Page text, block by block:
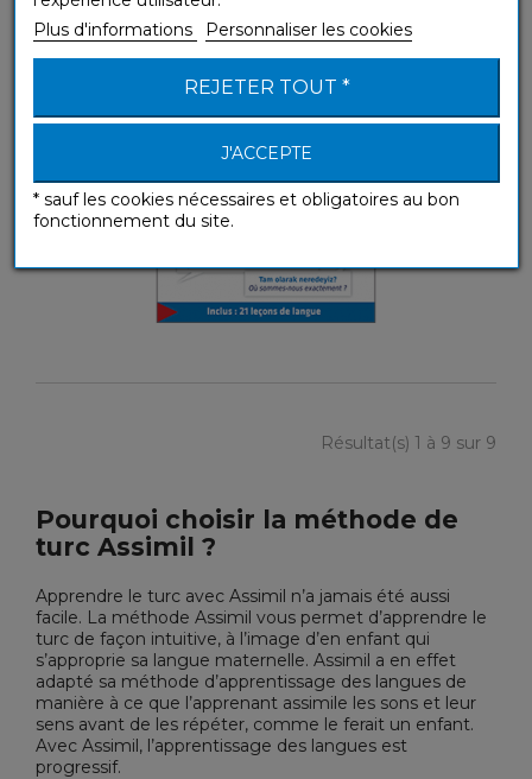
Résultat(s) 1 à 9 sur 9
Pourquoi choisir la méthode de
turc Assimil ?
Apprendre le turc avec Assimil n’a jamais été aussi
facile. La méthode Assimil vous permet d’apprendre le
turc de façon intuitive, à l’image d’en enfant qui
s’approprie sa langue maternelle. Assimil a en effet
adapté sa méthode d’apprentissage des langues de
manière à ce que l’apprenant assimile les sons et leur
sens avant de les répéter, comme le ferait un enfant.
Avec Assimil, l’apprentissage des langues est
progressif.
Plus d'informations
Personnaliser les cookies
REJETER TOUT *
J'ACCEPTE
* sauf les cookies nécessaires et obligatoires au bon
fonctionnement du site.